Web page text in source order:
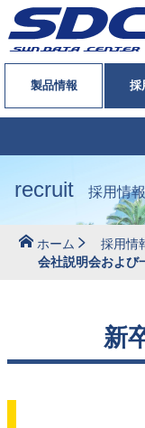
製品情報 採
recruit 採用情報
ホーム 採用情
会社説明会および
新